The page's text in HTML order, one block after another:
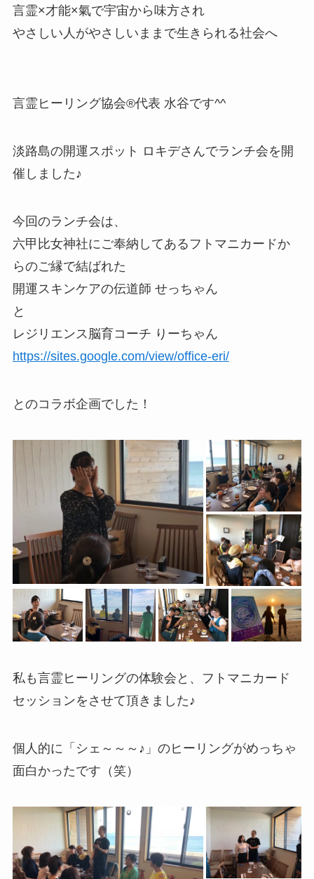
言霊×才能×氣で宇宙から味方され
やさしい人がやさしいままで生きられる社会へ
言霊ヒーリング協会®代表 水谷です^^
淡路島の開運スポット ロキデさんでランチ会を開
催しました♪
今回のランチ会は、
六甲比女神社にご奉納してあるフトマニカードか
らのご縁で結ばれた
開運スキンケアの伝道師 せっちゃん
と
レジリエンス脳育コーチ りーちゃん
https://sites.google.com/view/office-eri/
とのコラボ企画でした！
私も言霊ヒーリングの体験会と、フトマニカード
セッションをさせて頂きました♪
個人的に「シェ～～～♪」のヒーリングがめっちゃ
面白かったです（笑）